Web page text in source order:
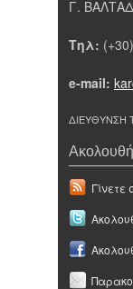
Γ.
Τηλ:
e-mail:
ΔΙΕΥΘΥΝΣΗ
Γίνετε